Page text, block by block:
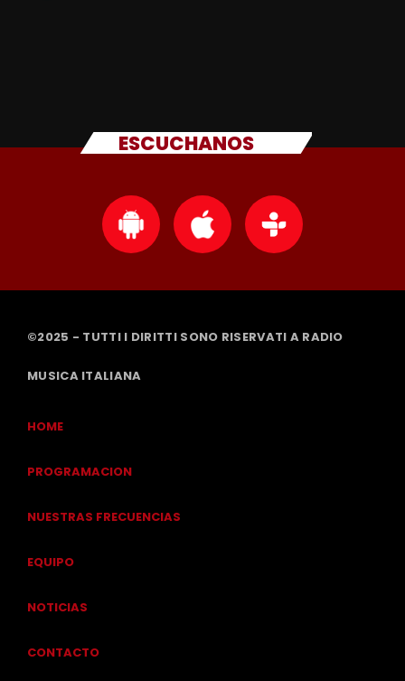
ESCUCHANOS
©2025 - TUTTI I DIRITTI SONO RISERVATI A RADIO
MUSICA ITALIANA
HOME
PROGRAMACION
NUESTRAS FRECUENCIAS
EQUIPO
NOTICIAS
CONTACTO